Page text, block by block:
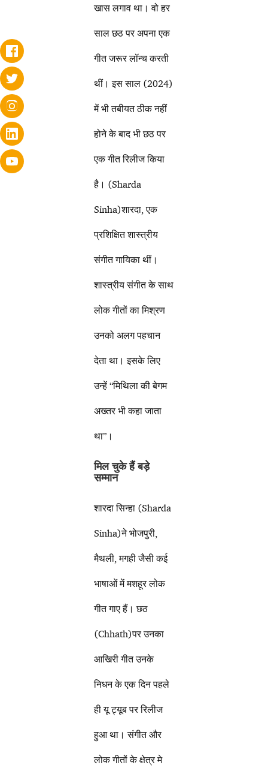
खास लगाव था। वो हर
साल छठ पर अपना एक
गीत जरूर लॉन्च करती
थीं। इस साल (2024)
में भी तबीयत ठीक नहीं
होने के बाद भी छठ पर
एक गीत रिलीज किया
है। (Sharda
Sinha)शारदा, एक
प्रशिक्षित शास्त्रीय
संगीत गायिका थीं।
शास्त्रीय संगीत के साथ
लोक गीतों का मिश्रण
उनको अलग पहचान
देता था। इसके लिए
उन्हें “मिथिला की बेगम
अख्तर भी कहा जाता
था”।
मिल चुके हैं बड़े
सम्मान
शारदा सिन्हा (Sharda
Sinha)ने भोजपुरी,
मैथली, मगही जैसी कई
भाषाओं में मशहूर लोक
गीत गाए हैं। छठ
(Chhath)पर उनका
आखिरी गीत उनके
निधन के एक दिन पहले
ही यू ट्यूब पर रिलीज
हुआ था। संगीत और
लोक गीतों के क्षेत्र मे